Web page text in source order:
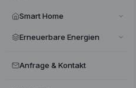
Smart Home
Erneuerbare Energien
Anfrage & Kontakt